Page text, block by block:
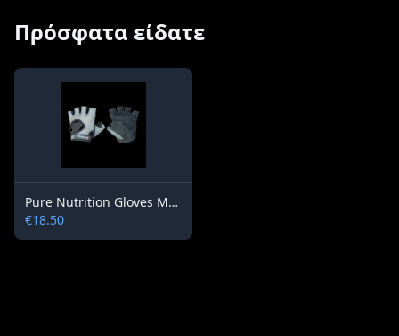
Πρόσφατα είδατε
Pure Nutrition Gloves Mens Advanced Grey & Black
€18.50